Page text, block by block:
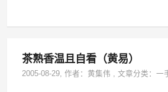
茶熟香温且自看（黄易）
2005-08-29, 作者：黄集伟 ,文章分类：一